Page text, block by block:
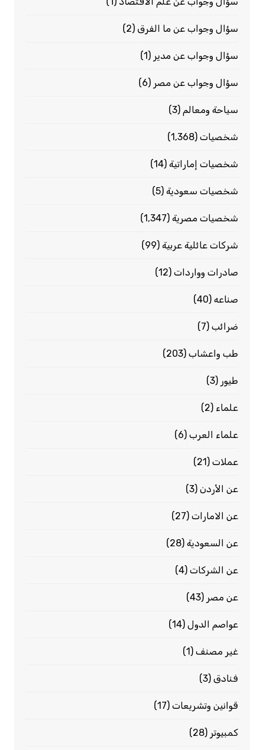
سؤال وجواب عن ما الفرق(2)
سؤال وجواب عن مدير (1)
سؤال وجواب عن مصر (6)
سياحة ومعالم (3)
شخصيات(1٬368)
شخصيات إماراتية(14)
شخصيات سعودية(5)
شخصيات مصرية(1٬347)
شركات عائلية عربية(99)
صادرات وواردات(12)
صناعه(40)
ضرائب(7)
طب واعشاب(203)
طيور (3)
علماء (2)
علماء العرب(6)
عملات(21)
عن الأردن(3)
عن الامارات(27)
عن السعودية(28)
عن الشركات(4)
عن مصر (43)
عواصم الدول(14)
غير مصنف(1)
فنادق(3)
قوانين وتشريعات(17)
كمبيوتر (28)